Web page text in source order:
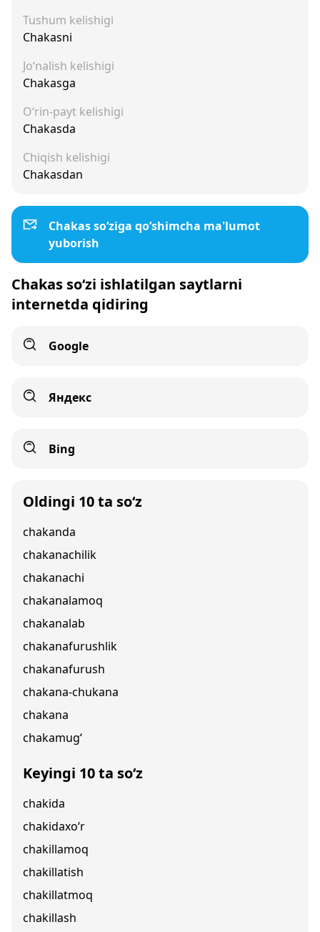
Tushum kelishigi
Chakasni
Jo‘nalish kelishigi
Chakasga
O‘rin-payt kelishigi
Chakasda
Chiqish kelishigi
Chakasdan
Chakas so‘ziga qo‘shimcha ma'lumot
yuborish
Chakas so‘zi ishlatilgan saytlarni
internetda qidiring
Google
Яндекс
Bing
Oldingi 10 ta so‘z
chakanda
chakanachilik
chakanachi
chakanalamoq
chakanalab
chakanafurushlik
chakanafurush
chakana-chukana
chakana
chakamug‘
Keyingi 10 ta so‘z
chakida
chakidaxo‘r
chakillamoq
chakillatish
chakillatmoq
chakillash